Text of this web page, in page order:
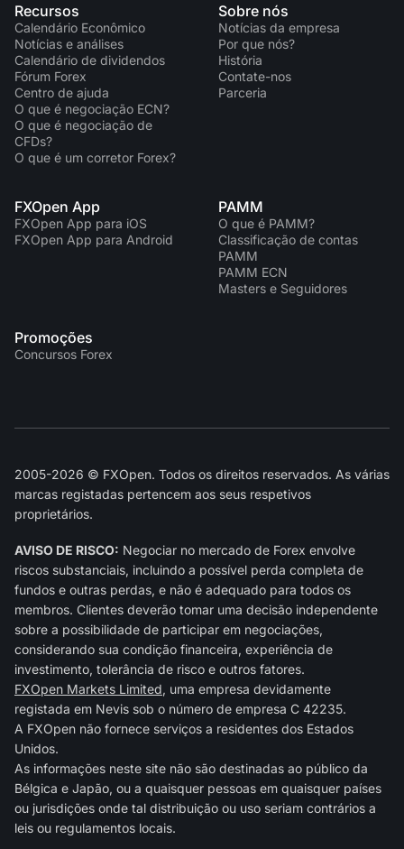
Recursos
Calendário Econômico
Notícias e análises
Calendário de dividendos
Fórum Forex
Centro de ajuda
O que é negociação ECN?
O que é negociação de
CFDs?
O que é um corretor Forex?
Sobre nós
Notícias da empresa
Por que nós?
História
Contate-nos
Parceria
FXOpen App
FXOpen App para iOS
FXOpen App para Android
PAMM
O que é PAMM?
Classificação de contas
PAMM
PAMM ECN
Masters e Seguidores
Promoções
Concursos Forex
2005-2026 © FXOpen. Todos os direitos reservados. As várias
marcas registadas pertencem aos seus respetivos
proprietários.
AVISO DE RISCO: Negociar no mercado de Forex envolve
riscos substanciais, incluindo a possível perda completa de
fundos e outras perdas, e não é adequado para todos os
membros. Clientes deverão tomar uma decisão independente
sobre a possibilidade de participar em negociações,
considerando sua condição financeira, experiência de
investimento, tolerância de risco e outros fatores.
FXOpen Markets Limited, uma empresa devidamente
registada em Nevis sob o número de empresa C 42235.
A FXOpen não fornece serviços a residentes dos Estados
Unidos.
As informações neste site não são destinadas ao público da
Bélgica e Japão, ou a quaisquer pessoas em quaisquer países
ou jurisdições onde tal distribuição ou uso seriam contrários a
leis ou regulamentos locais.